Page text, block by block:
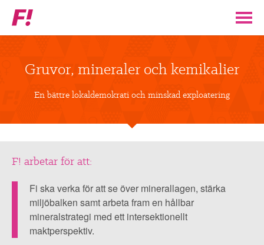
Feministiskt
initiativ
STÖD F!
BLI MEDLEM
ENGAGERA DIG I F!
ENAD RÖST
PARTILEDARE
Gruvor, mineraler och kemikalier
En bättre lokaldemokrati och minskad exploatering
En
bättre
lokaldemokrati
minskad
F! arbetar för att:
Fi ska verka för att se över minerallagen, stärka
miljöbalken samt arbeta fram en hållbar
mineralstrategi med ett intersektionellt
maktperspektiv.